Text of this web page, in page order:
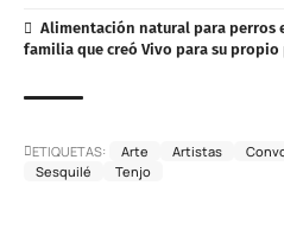
Alimentación natural para perros
familia que creó Vivo para su propio
ETIQUETAS: Arte Artistas
Sesquilé
Tenjo